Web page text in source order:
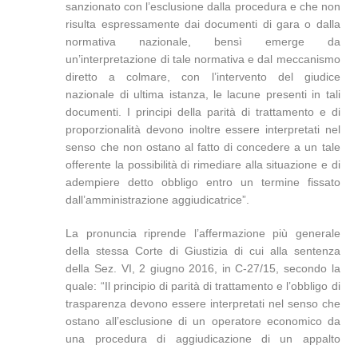
sanzionato con l’esclusione dalla procedura e che non
risulta espressamente dai documenti di gara o dalla
normativa nazionale, bensì emerge da
un’interpretazione di tale normativa e dal meccanismo
diretto a colmare, con l’intervento del giudice
nazionale di ultima istanza, le lacune presenti in tali
documenti. I principi della parità di trattamento e di
proporzionalità devono inoltre essere interpretati nel
senso che non ostano al fatto di concedere a un tale
offerente la possibilità di rimediare alla situazione e di
adempiere detto obbligo entro un termine fissato
dall’amministrazione aggiudicatrice”.
La pronuncia riprende l’affermazione più generale
della stessa Corte di Giustizia di cui alla sentenza
della Sez. VI, 2 giugno 2016, in C-27/15, secondo la
quale: “Il principio di parità di trattamento e l’obbligo di
trasparenza devono essere interpretati nel senso che
ostano all’esclusione di un operatore economico da
una procedura di aggiudicazione di un appalto